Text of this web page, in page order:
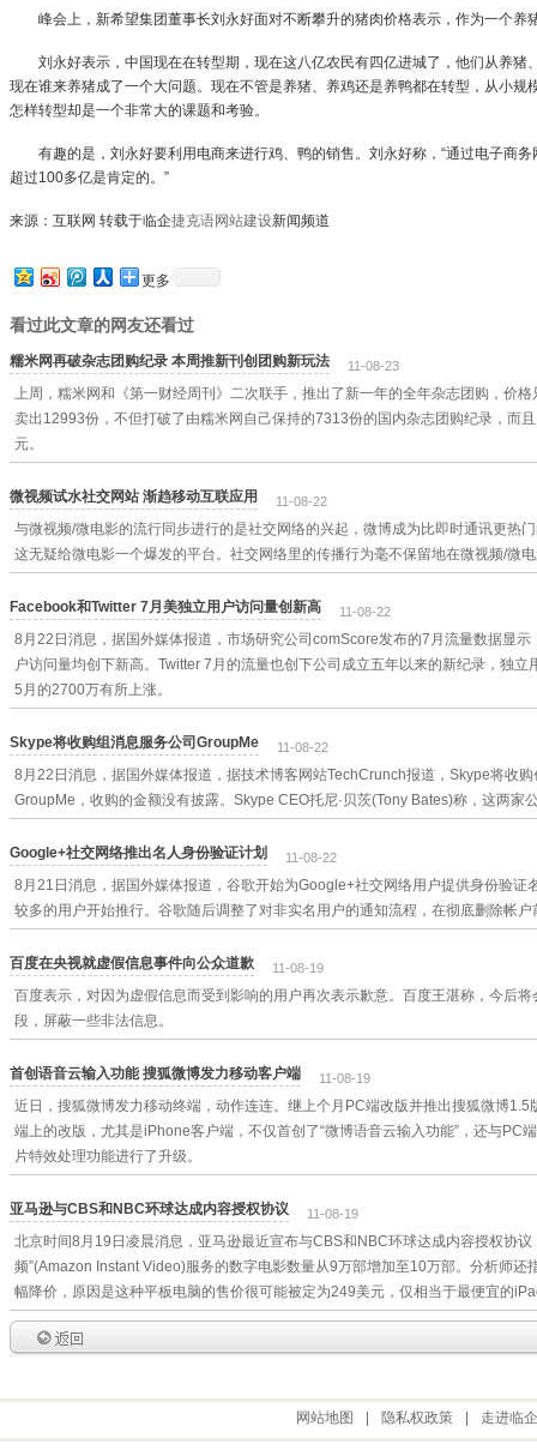
峰会上，新希望集团董事长刘永好面对不断攀升的猪肉价格表示，作为一个养
刘永好表示，中国现在在转型期，现在这八亿农民有四亿进城了，他们从养猪
现在谁来养猪成了一个大问题。现在不管是养猪、养鸡还是养鸭都在转型，从小规
怎样转型却是一个非常大的课题和考验。
有趣的是，刘永好要利用电商来进行鸡、鸭的销售。刘永好称，“通过电子商务
超过100多亿是肯定的。”
来源：互联网 转载于临企捷克语网站建设新闻频道
更多
看过此文章的网友还看过
糯米网再破杂志团购纪录 本周推新刊创团购新玩法 11-08-23
上周，糯米网和《第一财经周刊》二次联手，推出了新一年的全年杂志团购，价
卖出12993份，不但打破了由糯米网自己保持的7313份的国内杂志团购纪录，而
元。
微视频试水社交网站 渐趋移动互联应用 11-08-22
与微视频/微电影的流行同步进行的是社交网络的兴起，微博成为比即时通讯更热
这无疑给微电影一个爆发的平台。社交网络里的传播行为毫不保留地在微视频/微
Facebook和Twitter 7月美独立用户访问量创新高 11-08-22
8月22日消息，据国外媒体报道，市场研究公司comScore发布的7月流量数据显
户访问量均创下新高。Twitter 7月的流量也创下公司成立五年以来的新纪录，独
5月的2700万有所上涨。
Skype将收购组消息服务公司GroupMe 11-08-22
8月22日消息，据国外媒体报道，据技术博客网站TechCrunch报道，Skype将收
GroupMe，收购的金额没有披露。Skype CEO托尼·贝茨(Tony Bates)称，这两家
Google+社交网络推出名人身份验证计划 11-08-22
8月21日消息，据国外媒体报道，谷歌开始为Google+社交网络用户提供身份验证
较多的用户开始推行。谷歌随后调整了对非实名用户的通知流程，在彻底删除帐
百度在央视就虚假信息事件向公众道歉 11-08-19
百度表示，对因为虚假信息而受到影响的用户再次表示歉意。百度王湛称，今后
段，屏蔽一些非法信息。
首创语音云输入功能 搜狐微博发力移动客户端 11-08-19
近日，搜狐微博发力移动终端，动作连连。继上个月PC端改版并推出搜狐微博
端上的改版，尤其是iPhone客户端，不仅首创了“微博语音云输入功能”，还与PC
片特效处理功能进行了升级。
亚马逊与CBS和NBC环球达成内容授权协议 11-08-19
北京时间8月19日凌晨消息，亚马逊最近宣布与CBS和NBC环球达成内容授权协议
频”(Amazon Instant Video)服务的数字电影数量从9万部增加至10万部。分析师还
幅降价，原因是这种平板电脑的售价很可能被定为249美元，仅相当于最便宜的
网站地图 隐私权政策 走进临企